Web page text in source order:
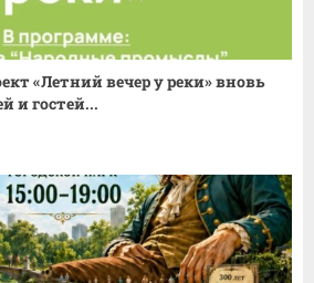
«Летний вечер у реки» вновь
и гостей...